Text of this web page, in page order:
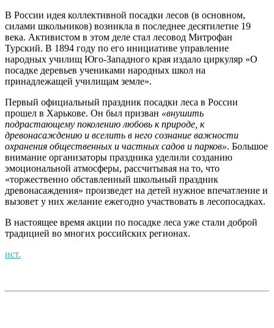
В России идея коллективной посадки лесов (в основном,
силами школьников) возникла в последнее десятилетие 19
века. Активистом в этом деле стал лесовод Митрофан
Туpский. В 1894 году по его инициативе управление
народных училищ Юго-Западного края издало циркуляр «О
посадке деревьев учениками народных школ на
принадлежащей училищам земле».
Первый официальный праздник посадки леса в России
прошел в Харькове. Он был призван «внушить
подрастающему поколению любовь к природе, к
древонасаждению и вселить в него сознание важности
охранения общественных и частных садов и парков». Большое
внимание организаторы праздника уделили созданию
эмоциональной атмосферы, рассчитывая на то, что
«торжественно обставленный школьный праздник
древонасаждения» произведет на детей нужное впечатление и
вызовет у них желание ежегодно участвовать в лесопосадках.
В настоящее время акции по посадке леса уже стали доброй
традицией во многих российских регионах.
ист.